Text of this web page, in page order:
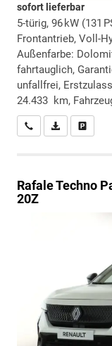
sofort lieferbar
5-türig, 96 kW (131
Frontantrieb, Voll-
Außenfarbe:
fahrtauglich,
unfallfrei,
24.433 km,
Wir rufen Sie an
PDF-Datei,
RafaleTechno
20Z